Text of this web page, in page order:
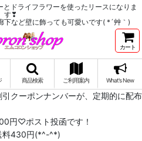
ドライフラワーを使ったリースになりま
す❣
下など壁に飾っても可愛いです( *´艸｀)
カート
商品検索 ご利用案内 What's New
クーポンナンバーが、定期的に配布
円♡ポスト投函です！
料430円(*^-^*)